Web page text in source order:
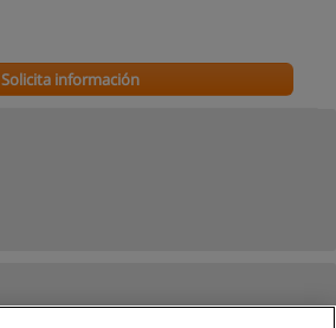
Solicita información